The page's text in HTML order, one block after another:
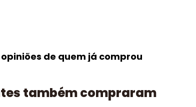
de quem já comprou
também compraram